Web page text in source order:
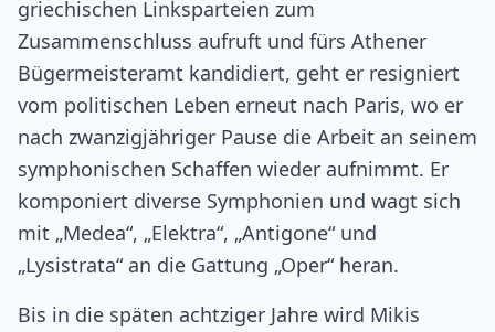
griechischen Linksparteien zum
Zusammenschluss aufruft und fürs Athener
Bügermeisteramt kandidiert, geht er resigniert
vom politischen Leben erneut nach Paris, wo er
nach zwanzigjähriger Pause die Arbeit an seinem
symphonischen Schaffen wieder aufnimmt. Er
komponiert diverse Symphonien und wagt sich
mit „Medea“, „Elektra“, „Antigone“ und
„Lysistrata“ an die Gattung „Oper“ heran.
Bis in die späten achtziger Jahre wird Mikis